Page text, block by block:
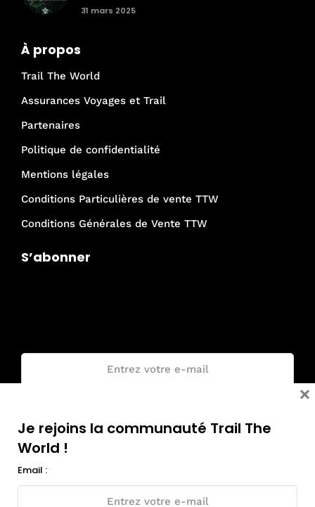
31 mars 2025
À propos
Trail The World
Assurances Voyages et Trail
Partenaires
Politique de confidentialité
Mentions légales
Conditions Particulières de vente TTW
Conditions Générales de Vente TTW
S’abonner
Je rejoins la communauté Trail The
World !
Email :
×